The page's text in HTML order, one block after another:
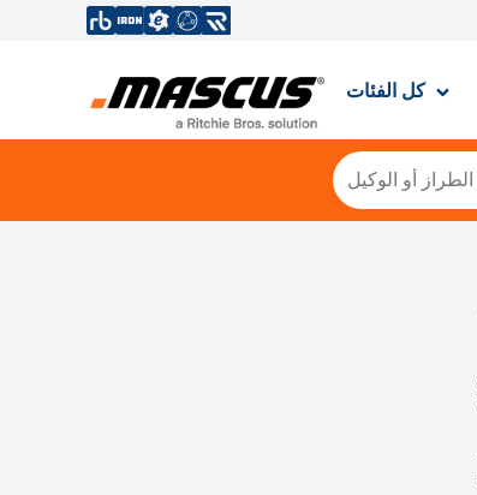
كل الفئات